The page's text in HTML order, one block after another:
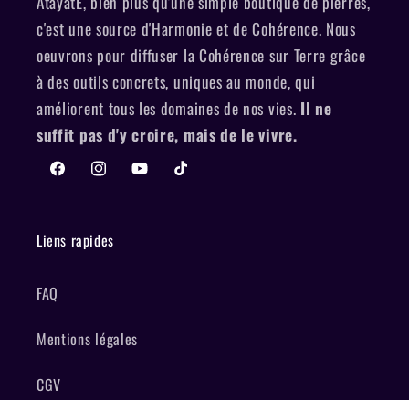
c'est une source d'Harmonie et de Cohérence. Nous
oeuvrons pour diffuser la Cohérence sur Terre grâce
à des outils concrets, uniques au monde, qui
améliorent tous les domaines de nos vies. Il ne
suffit pas d'y croire, mais de le vivre.
FacebookInstagramYouTubeTikTok
Liens rapides
FAQ
Mentions légales
CGV